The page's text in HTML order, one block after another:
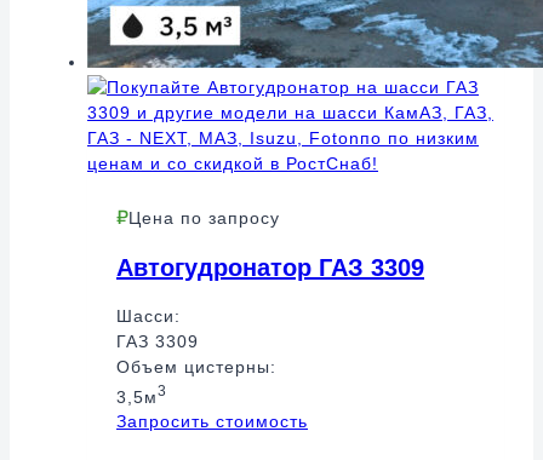
Цена по запросу
Автогудронатор ГАЗ 3309
Шасси:
ГАЗ 3309
Объем цистерны:
3,5м3
Запросить стоимость